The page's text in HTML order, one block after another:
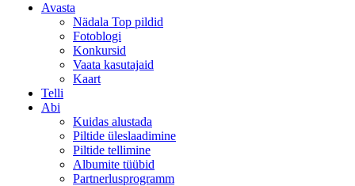
Avasta
Nädala Top pildid
Fotoblogi
Konkursid
Vaata kasutajaid
Kaart
Telli
Abi
Kuidas alustada
Piltide üleslaadimine
Piltide tellimine
Albumite tüübid
Partnerlusprogramm